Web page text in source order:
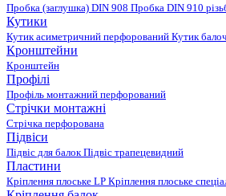
Пробка (заглушка) DIN 908 Пробка DIN 910
Кутики
Кутик асиметричний перфорований Кутик
Кронштейни
Кронштейн
Профілі
Профіль монтажний перфорований
Стрічки монтажні
Стрічка перфорована
Підвіси
Підвіс для балокПідвіс трапецевидний
Пластини
Кріплення плоське LP Кріплення плоське